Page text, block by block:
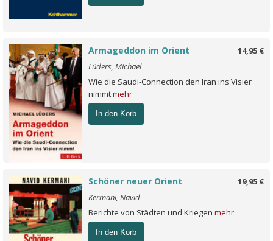
14,95 €
Armageddon im Orient
Lüders, Michael
Wie die Saudi-Connection den Iran ins Visier
nimmtmehr
In den Korb
19,95 €
Schöner neuer Orient
Kermani, Navid
Berichte von Städten und Kriegen mehr
In den Korb